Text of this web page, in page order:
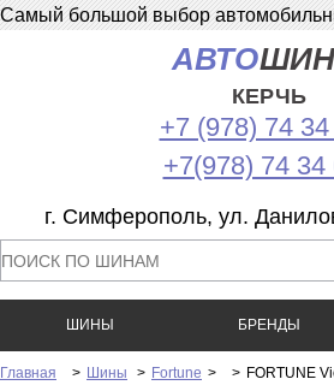
Самый большой выбор
АВТО
КЕРЧЬ
+7 (978) 74
+7(978) 74 34
г. Симферополь, ул.
ШИНЫ БРЕНДЫ
Главная > Шины > Fortune > > FORTUNE